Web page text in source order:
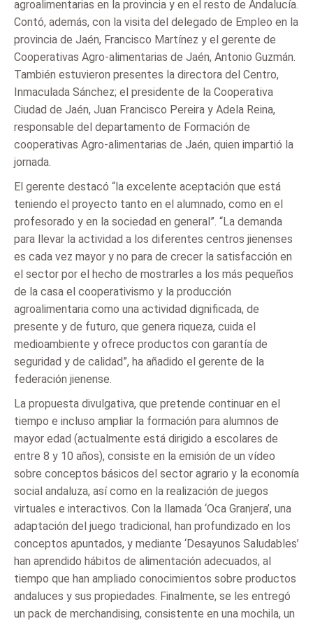
agroalimentarias en la provincia y en el resto de Andalucía.
Contó, además, con la visita del delegado de Empleo en la
provincia de Jaén, Francisco Martínez y el gerente de
Cooperativas Agro-alimentarias de Jaén, Antonio Guzmán.
También estuvieron presentes la directora del Centro,
Inmaculada Sánchez; el presidente de la Cooperativa
Ciudad de Jaén, Juan Francisco Pereira y Adela Reina,
responsable del departamento de Formación de
cooperativas Agro-alimentarias de Jaén, quien impartió la
jornada.
El gerente destacó “la excelente aceptación que está
teniendo el proyecto tanto en el alumnado, como en el
profesorado y en la sociedad en general”. “La demanda
para llevar la actividad a los diferentes centros jienenses
es cada vez mayor y no para de crecer la satisfacción en
el sector por el hecho de mostrarles a los más pequeños
de la casa el cooperativismo y la producción
agroalimentaria como una actividad dignificada, de
presente y de futuro, que genera riqueza, cuida el
medioambiente y ofrece productos con garantía de
seguridad y de calidad”, ha añadido el gerente de la
federación jienense.
La propuesta divulgativa, que pretende continuar en el
tiempo e incluso ampliar la formación para alumnos de
mayor edad (actualmente está dirigido a escolares de
entre 8 y 10 años), consiste en la emisión de un vídeo
sobre conceptos básicos del sector agrario y la economía
social andaluza, así como en la realización de juegos
virtuales e interactivos. Con la llamada ‘Oca Granjera’, una
adaptación del juego tradicional, han profundizado en los
conceptos apuntados, y mediante ‘Desayunos Saludables’
han aprendido hábitos de alimentación adecuados, al
tiempo que han ampliado conocimientos sobre productos
andaluces y sus propiedades. Finalmente, se les entregó
un pack de merchandising, consistente en una mochila, un